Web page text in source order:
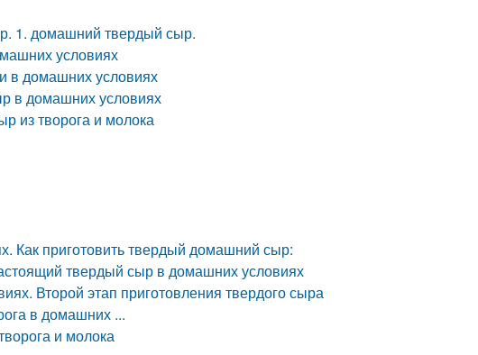
1. домашний твердый сыр.
условиях
домашних условиях
в домашних условиях
из творога и молока
Как приготовить твердый домашний сыр:
твердый сыр в домашних условиях
Второй этап приготовления твердого сыра
в домашних ...
и молока